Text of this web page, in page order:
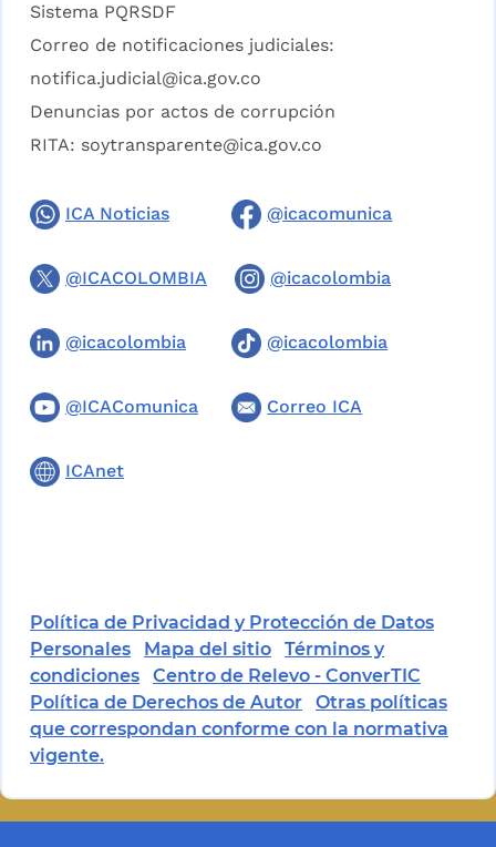
Sistema PQRSDF
Correo de notificaciones judiciales:
notifica.judicial@ica.gov.co
Denuncias por actos de corrupción
RITA: soytransparente@ica.gov.co
ICA Noticias @icacomunica
@ICACOLOMBIA @icacolombia
@icacolombia @icacolombia
@ICAComunica Correo ICA
ICAnet
Política de Privacidad y Protección de Datos
Personales
Mapa del sitio
Términos y
condiciones
Centro de Relevo - ConverTIC
Política de Derechos de Autor
Otras políticas
que correspondan conforme con la normativa
vigente.